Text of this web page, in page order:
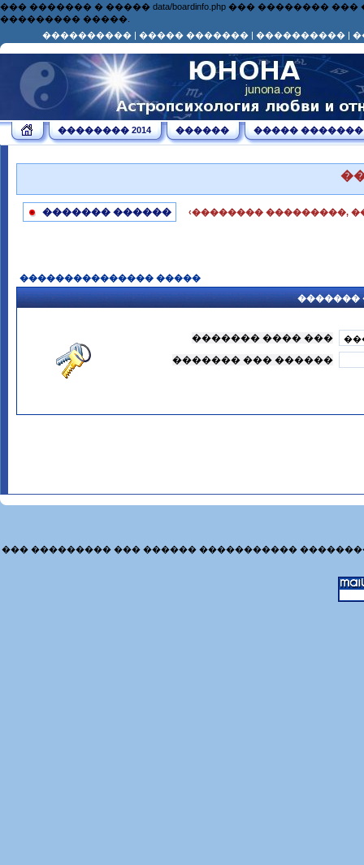
��� ������� � ����� data/boardinfo.php ���
��������� �����.
���������� | ����� ������� | ���������� |
�������� 2014 ������ ����� �������
������� ������ ‹�������� ���������,
��������������� �����
�������
������� ���� ���
������� ��� ������
��� ��������� ��� ������ �����������